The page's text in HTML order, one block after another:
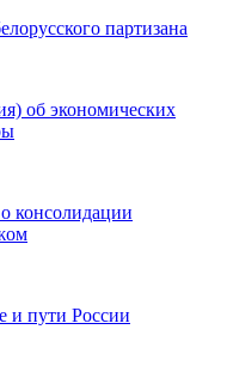
партизана
об экономических
консолидации
и пути России